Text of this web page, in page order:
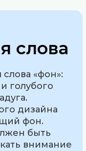
слова
«фон»:
голубого
дизайна
фон.
быть
внимание